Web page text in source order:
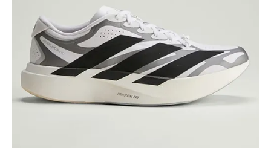
INFORMATIOM
ご利用ガイド
メルマガ登録